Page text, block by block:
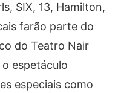
SIX, 13, Hamilton,
farão parte do
do Teatro Nair
espetáculo
especiais como